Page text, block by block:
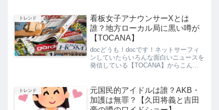
Xは現役アイドルで、いろんな分野で活
動せれていると報じて...
トレンド
看板女子アナウンサーXとは
誰？地方ローカル局に黒い噂が
【TOCANA】
docどうも！docです！ネットサーフィ
ンしていたらいろんな面白いニュースを
発信している【TOCANA】からこんな
惑浮上！彼氏と〇〇〇〇で豪遊。周辺人
物も逮捕か！doc...
トレンド
元国民的アイドルは誰？AKB・
加護は無罪？【久田将義と吉田